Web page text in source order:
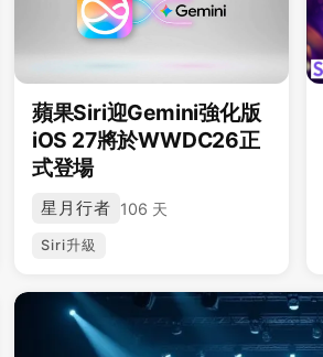
蘋果Siri迎Gemini強化版
iOS 27將於WWDC26正
式登場
星月行者 106 天
Siri升級